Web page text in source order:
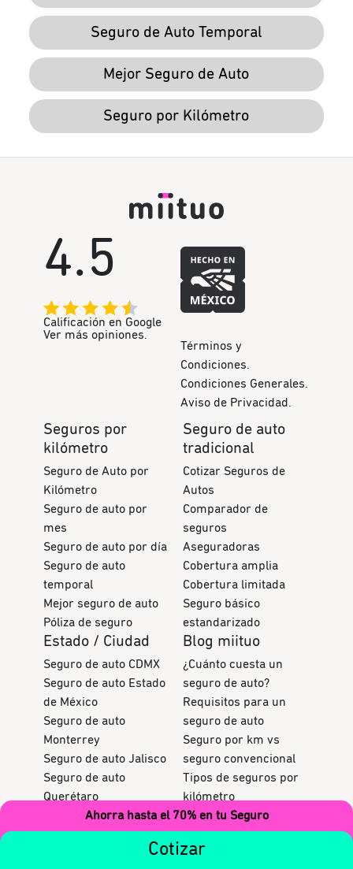
Ahorra hasta el 70% en tu Seguro
Cotizar
Seguro de Auto Temporal
Mejor Seguro de Auto
Seguro por Kilómetro
4.5
Calificación en Google
Ver más opiniones.
Términos y
Condiciones.
Condiciones Generales.
Aviso de Privacidad.
Seguros por
kilómetro
Seguro de Auto por
Kilómetro
Seguro de auto por
mes
Seguro de auto por día
Seguro de auto
temporal
Mejor seguro de auto
Póliza de seguro
Seguro de auto
tradicional
Cotizar Seguros de
Autos
Comparador de
seguros
Aseguradoras
Cobertura amplia
Cobertura limitada
Seguro básico
estandarizado
Estado / Ciudad
Seguro de auto CDMX
Seguro de auto Estado
de México
Seguro de auto
Monterrey
Seguro de auto Jalisco
Seguro de auto
Querétaro
Seguro de auto
Cuernavaca
Blog miituo
¿Cuánto cuesta un
seguro de auto?
Requisitos para un
seguro de auto
Seguro por km vs
seguro convencional
Tipos de seguros por
kilómetro
Seguros para autos
económicos
Coberturas de seguros